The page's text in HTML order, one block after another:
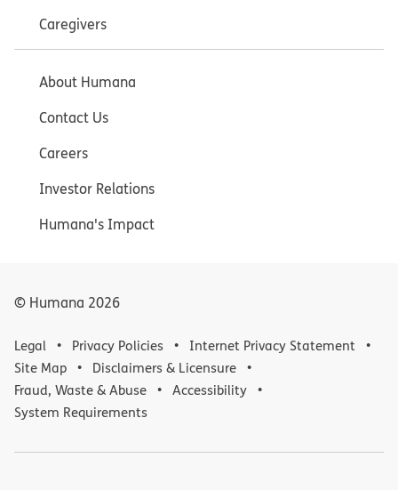
Caregivers
About Humana
Contact Us
Careers
Investor Relations
Humana's Impact
© Humana 2026
Legal Privacy Policies
Internet Privacy Statement
Site Map
Disclaimers & Licensure
Fraud, Waste & Abuse
Accessibility
System Requirements